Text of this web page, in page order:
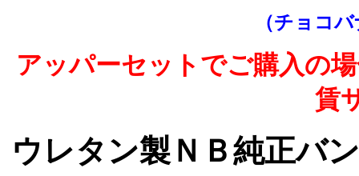
（チョコ
アッパーセットでご購入の
賃
ウレタン製ＮＢ純正バ